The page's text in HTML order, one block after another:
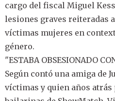
cargo del fiscal Miguel
lesiones graves reiteradas
víctimas mujeres en
género.
"ESTABA OBSESIONADO
Según contó una amiga de
víctimas y quien años